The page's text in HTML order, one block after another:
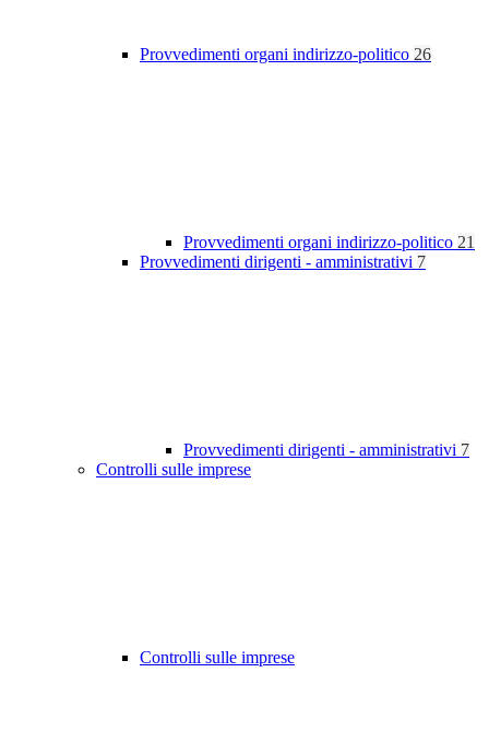
Provvedimenti organi indirizzo-politico 26
Provvedimenti organi indirizzo-politico 21
Provvedimenti dirigenti - amministrativi 7
Provvedimenti dirigenti - amministrativi 7
Controlli sulle imprese
Controlli sulle imprese